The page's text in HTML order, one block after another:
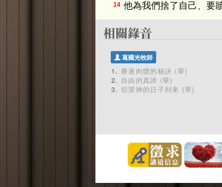
14 他為我們捨了自己、要
葛國光牧師
勝過肉體的秘訣 (華)
自由的真諦 (華)
切望神的日子到來 (華)